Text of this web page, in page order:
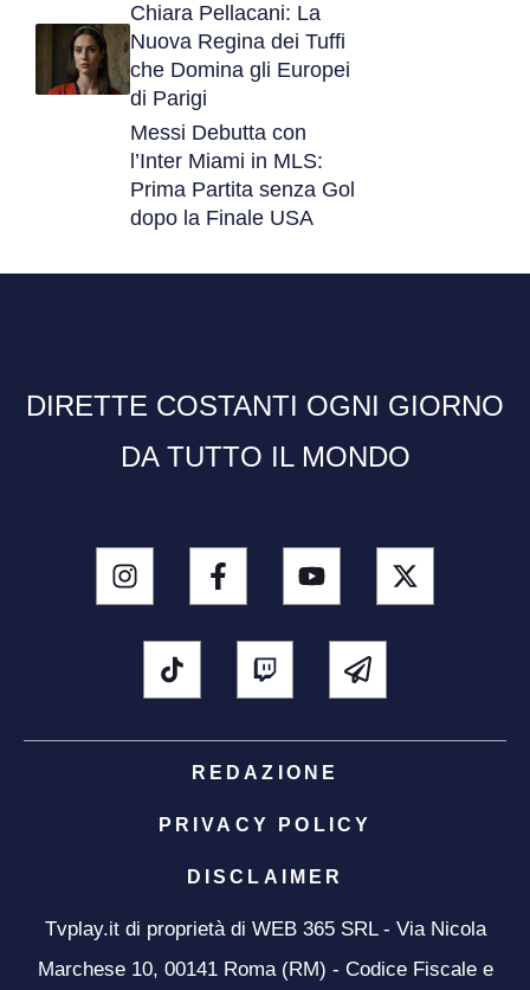
Chiara Pellacani: La
Nuova Regina dei Tuffi
che Domina gli Europei
di Parigi
Messi Debutta con
l’Inter Miami in MLS:
Prima Partita senza Gol
dopo la Finale USA
DIRETTE COSTANTI OGNI GIORNO
DA TUTTO IL MONDO
REDAZIONE
PRIVACY POLICY
DISCLAIMER
Tvplay.it di proprietà di WEB 365 SRL - Via Nicola
Marchese 10, 00141 Roma (RM) - Codice Fiscale e